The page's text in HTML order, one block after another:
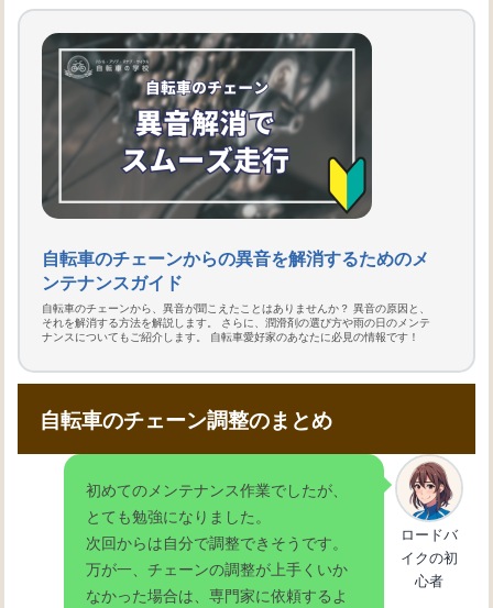
自転車のチェーンからの異音を解消するためのメ
ンテナンスガイド
自転車のチェーンから、異音が聞こえたことはありませんか？ 異音の原因と、
それを解消する方法を解説します。 さらに、潤滑剤の選び方や雨の日のメンテ
ナンスについてもご紹介します。 自転車愛好家のあなたに必見の情報です！
自転車のチェーン調整のまとめ
初めてのメンテナンス作業でしたが、
とても勉強になりました。
次回からは自分で調整できそうです。
万が一、チェーンの調整が上手くいか
なかった場合は、専門家に依頼するよ
ロードバ
イクの初
心者